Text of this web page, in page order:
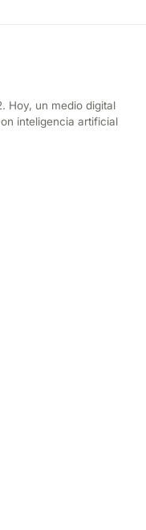
Hoy, un medio digital
inteligencia artificial